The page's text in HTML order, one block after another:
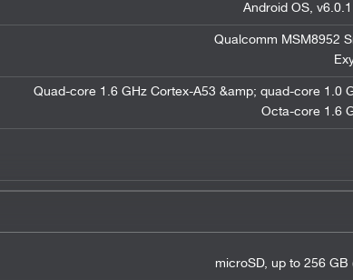
Android OS,
Qualcomm MSM8952
Quad-core 1.6 GHz Cortex-A53 &amp; quad-core 1.0
Octa-core 1.6
microSD, up to 256 GB